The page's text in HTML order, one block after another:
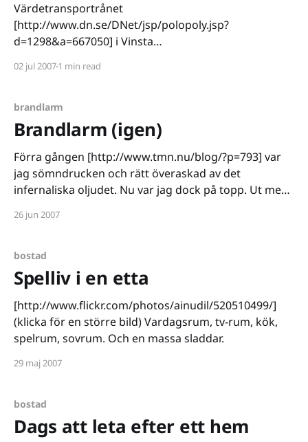
Värdetransportrånet
[http://www.dn.se/DNet/jsp/polopoly.jsp?
d=1298&a=667050] i Vinsta
4603.asp] inträffade ett par hundra meter från min
Audi, på min gata. Coop Forum, marknaden som
råkade ut för
02 jul 20071 min read
brandlarm
Brandlarm (igen)
Förra gången [http://www.tmn.nu/blog/?p=793] var
jag sömndrucken och rätt överaskad av det
infernaliska oljudet. Nu var jag dock på topp. Ut med
att filma en händelse som tyvärr verkar bli allt mer
26 jun 2007
bostad
Spelliv i en etta
[http://www.flickr.com/photos/ainudil/520510499/]
(klicka för en större bild) Vardagsrum, tv-rum, kök,
spelrum, sovrum. Och en massa sladdar.
29 maj 2007
bostad
Dags att leta efter ett hem